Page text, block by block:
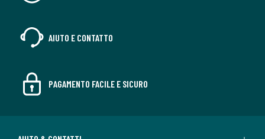
AIUTO E CONTATTO
PAGAMENTO FACILE E SICURO